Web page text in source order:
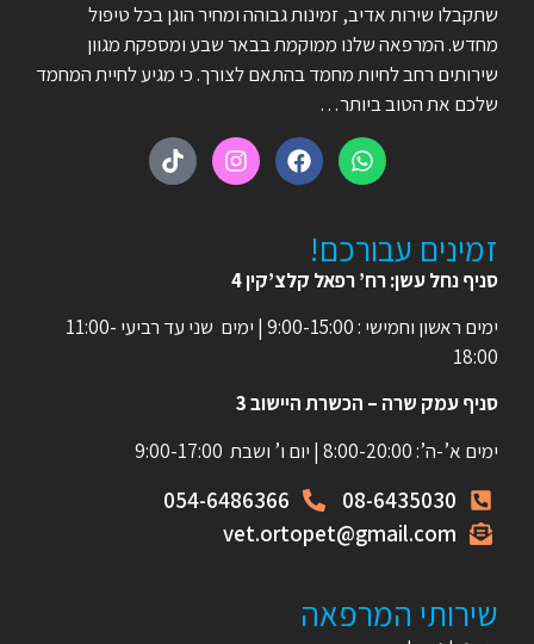
שתקבלו שירות אדיב, זמינות גבוהה ומחיר הוגן בכל טיפול
מחדש. המרפאה שלנו ממוקמת בבאר שבע ומספקת מגוון
שירותים רחב לחיות מחמד בהתאם לצורך. כי מגיע לחיית המחמד
שלכם את הטוב ביותר…
זמינים עבורכם!
סניף נחל עשן: רח’ רפאל קלצ’קין 4
ימים ראשון וחמישי : 9:00-15:00 | ימים שני עד רביעי 11:00-
18:00
סניף עמק שרה – הכשרת היישוב 3
ימים א’-ה’: 8:00-20:00 | יום ו’ ושבת 9:00-17:00
08-6435030
054-6486366
vet.ortopet@gmail.com
שירותי המרפאה